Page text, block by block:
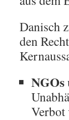
Danisch
den
NGOs
Verbot